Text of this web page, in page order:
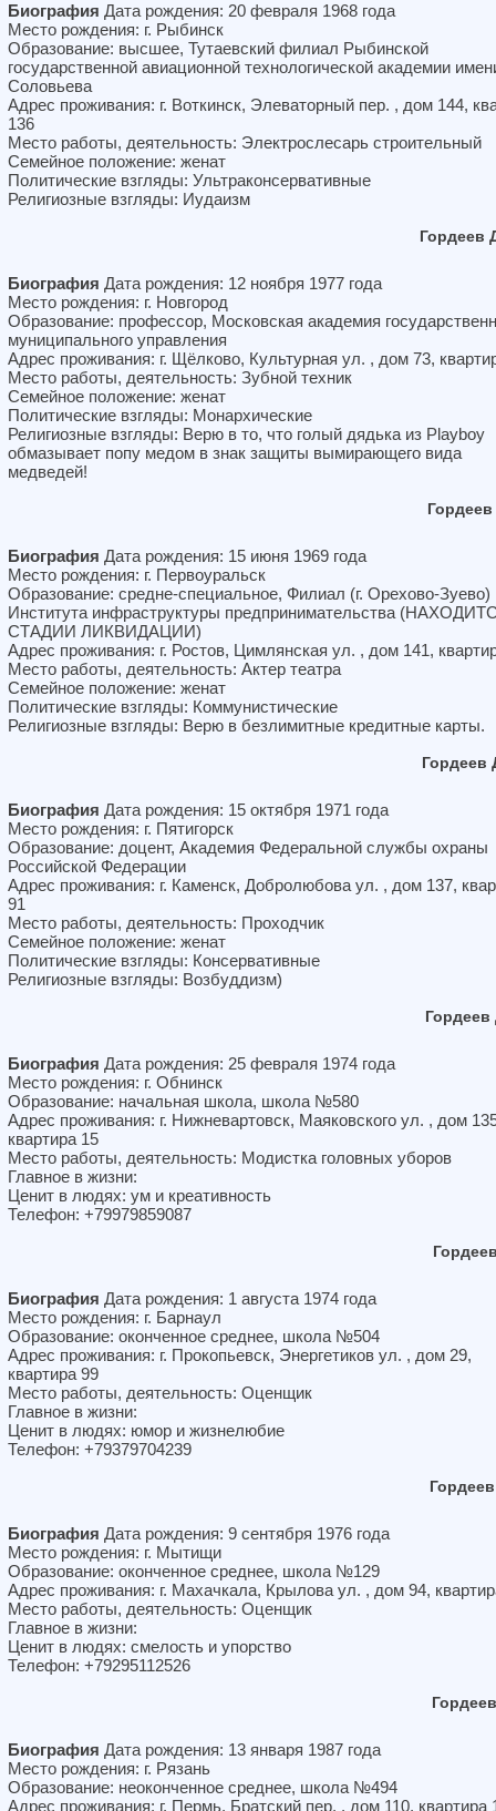
Биография Дата рождения: 20 февраля 1968 года
Место рождения: г. Рыбинск
Образование: высшее, Тутаевский филиал Рыбинской
государственной авиационной технологической академии
Соловьева
Адрес проживания: г. Воткинск, Элеваторный пер. , дом 144,
136
Место работы, деятельность: Электрослесарь строительный
Семейное положение: женат
Политические взгляды: Ультраконсервативные
Религиозные взгляды: Иудаизм
Гордеев
Биография Дата рождения: 12 ноября 1977 года
Место рождения: г. Новгород
Образование: профессор, Московская академия
муниципального управления
Адрес проживания: г. Щёлково, Культурная ул. , дом 73,
Место работы, деятельность: Зубной техник
Семейное положение: женат
Политические взгляды: Монархические
Религиозные взгляды: Верю в то, что голый дядька из Playboy
обмазывает попу медом в знак защиты вымирающего вида
медведей!
Биография Дата рождения: 15 июня 1969 года
Место рождения: г. Первоуральск
Образование: средне-специальное, Филиал (г. Орехово-Зуево)
Института инфраструктуры предпринимательства
СТАДИИ ЛИКВИДАЦИИ)
Адрес проживания: г. Ростов, Цимлянская ул. , дом 141,
Место работы, деятельность: Актер театра
Семейное положение: женат
Политические взгляды: Коммунистические
Религиозные взгляды: Верю в безлимитные кредитные карты.
Гордеев
Биография Дата рождения: 15 октября 1971 года
Место рождения: г. Пятигорск
Образование: доцент, Академия Федеральной службы охраны
Российской Федерации
Адрес проживания: г. Каменск, Добролюбова ул. , дом 137,
91
Место работы, деятельность: Проходчик
Семейное положение: женат
Политические взгляды: Консервативные
Религиозные взгляды: Возбуддизм)
Гордеев
Биография Дата рождения: 25 февраля 1974 года
Место рождения: г. Обнинск
Образование: начальная школа, школа №580
Адрес проживания: г. Нижневартовск, Маяковского ул. , дом
квартира 15
Место работы, деятельность: Модистка головных уборов
Главное в жизни:
Ценит в людях: ум и креативность
Телефон: +79979859087
Биография Дата рождения: 1 августа 1974 года
Место рождения: г. Барнаул
Образование: оконченное среднее, школа №504
Адрес проживания: г. Прокопьевск, Энергетиков ул. , дом 29,
квартира 99
Место работы, деятельность: Оценщик
Главное в жизни:
Ценит в людях: юмор и жизнелюбие
Телефон: +79379704239
Биография Дата рождения: 9 сентября 1976 года
Место рождения: г. Мытищи
Образование: оконченное среднее, школа №129
Адрес проживания: г. Махачкала, Крылова ул. , дом 94,
Место работы, деятельность: Оценщик
Главное в жизни:
Ценит в людях: смелость и упорство
Телефон: +79295112526
Биография Дата рождения: 13 января 1987 года
Место рождения: г. Рязань
Образование: неоконченное среднее, школа №494
Адрес проживания: г. Пермь, Братский пер. , дом 110, квартира